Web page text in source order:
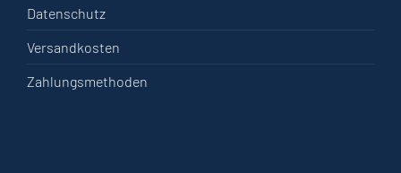
Datenschutz
Versandkosten
Zahlungsmethoden